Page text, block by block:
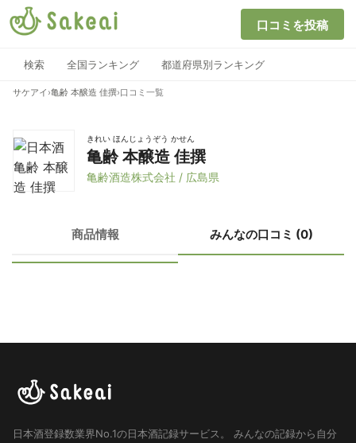
口コミを投稿
検索 全国ランキング 都道府県別ランキング
サケアイ ›亀齢 本醸造 佳撰›口コミ一覧
きれい ほんじょうぞう かせん
亀齢 本醸造 佳撰
亀齢酒造株式会社 / 広島県
商品情報 みんなの口コミ (0)
日本酒登録数業界No.1の日本酒記録サービス。
みんなの記録から自分